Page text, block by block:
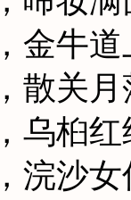
金牛
散关
乌桕
浣沙